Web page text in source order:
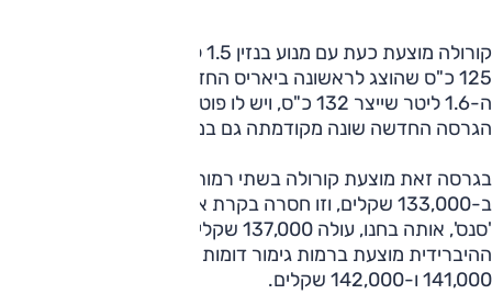
125 כ"ס שהוצג לראשונה ביאריס החדשה. מנוע זה מחליף את
ה-1.6 ליטר שייצר 132 כ"ס, ויש לו פוטנציאל חיסכון גבוה יותר.
הגרסה החדשה שונה מקודמתה גם במספר פרטים.
בגרסה זאת מוצעת קורולה בשתי רמות גימור: 'אקטיב' החדשה
ב-133,000 שקלים, וזו חסרה בקרת אקלים וחישוקים קלים;
'סנס', אותה בחנו, עולה 137,000 שקלים. להשוואה, הגרסה
ההיברידית מוצעת ברמות גימור דומות (אך לא זהות) במחיר
141,000 ו-142,000 שקלים.